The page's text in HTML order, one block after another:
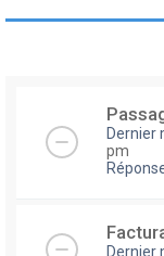
Dernier
pm
Dernier